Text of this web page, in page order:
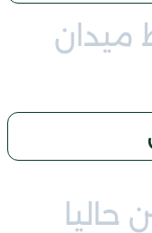
ميدان
حاليا